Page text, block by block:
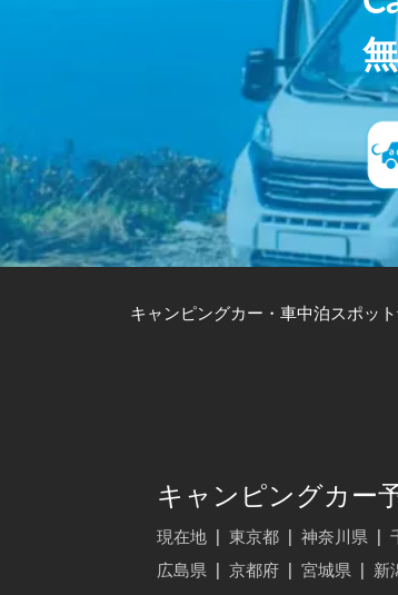
キャンピングカー・車中泊スポッ
キャンピングカー
現在地 東京都 神奈川県
広島県
京都府 宮城県 新